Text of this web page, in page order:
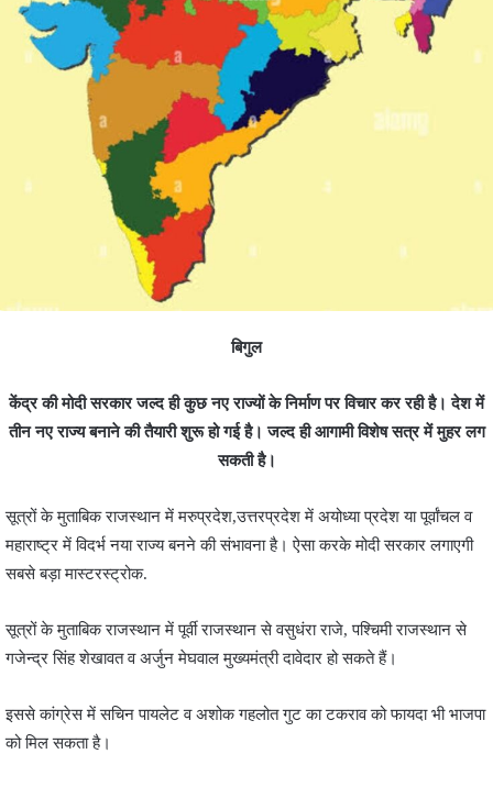
बिगुल
केंद्र की मोदी सरकार जल्द ही कुछ नए राज्यों के निर्माण पर विचार कर रही है। देश में
तीन नए राज्य बनाने की तैयारी शुरू हो गई है। जल्द ही आगामी विशेष सत्र में मुहर लग
सकती है।
सूत्रों के मुताबिक राजस्थान में मरुप्रदेश,उत्तरप्रदेश में अयोध्या प्रदेश या पूर्वांचल व
महाराष्ट्र में विदर्भ नया राज्य बनने की संभावना है। ऐसा करके मोदी सरकार लगाएगी
सबसे बड़ा मास्टरस्ट्रोक.
सूत्रों के मुताबिक राजस्थान में पूर्वी राजस्थान से वसुधंरा राजे, पश्चिमी राजस्थान से
गजेन्द्र सिंह शेखावत व अर्जुन मेघवाल मुख्यमंत्री दावेदार हो सकते हैं।
इससे कांग्रेस में सचिन पायलेट व अशोक गहलोत गुट का टकराव को फायदा भी भाजपा
को मिल सकता है।